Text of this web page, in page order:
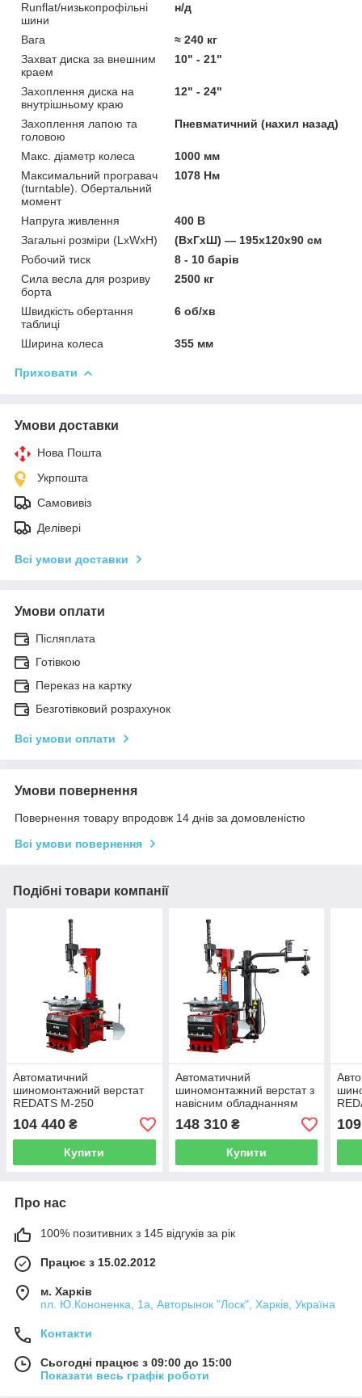
Runflat/низькопрофільні
шини
н/д
Вага
≈ 240 кг
Захват диска за внешним
краем
10" - 21"
Захоплення диска на
внутрішньому краю
12" - 24"
Захоплення лапою та
головою
Пневматичний (нахил назад)
Макс. діаметр колеса
1000 мм
Максимальний програвач
(turntable). Обертальний
момент
1078 Нм
Напруга живлення
400 В
Загальні розміри (LxWxH)
(ВxГxШ) — 195х120х90 см
Робочий тиск
8 - 10 барів
Сила весла для розриву
борта
2500 кг
Швидкість обертання
таблиці
6 об/хв
Ширина колеса 355 мм
Приховати
Умови доставки
Нова Пошта
Укрпошта
Самовивіз
Делівері
Всі умови доставки
Умови оплати
Післяплата
Готівкою
Переказ на картку
Безготівковий розрахунок
Всі умови оплати
Умови повернення
Повернення товару впродовж 14 днів за домовленістю
Всі умови повернення
Подібні товари компанії
Автоматичний
шиномонтажний верстат
REDATS M-250
104 440 ₴
Купити
Автоматичний
шиномонтажний верстат з
навісним обладнанням
REDATS M-250-3D-2
148 310₴
Купити
Про нас
100% позитивних з 145 відгуків за рік
Працює з 15.02.2012
м. Харків
пл. Ю.Кононенка, 1а, Авторынок "Лоск", Харків, Україна
Контакти
Сьогодні працює з 09:00 до 15:00
Показати весь графік роботи